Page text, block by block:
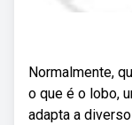
Normalmente,
o que é o lobo,
adapta a